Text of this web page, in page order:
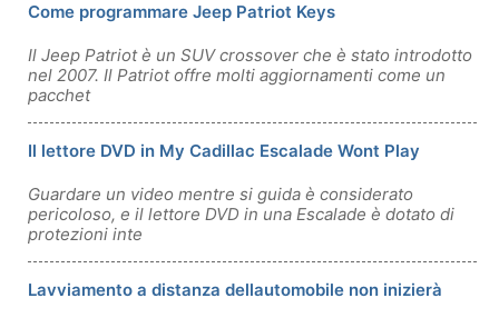
Come programmare Jeep Patriot Keys
Il Jeep Patriot è un SUV crossover che è stato introdotto
nel 2007. Il Patriot offre molti aggiornamenti come un
pacchet
Il lettore DVD in My Cadillac Escalade Wont Play
Guardare un video mentre si guida è considerato
pericoloso, e il lettore DVD in una Escalade è dotato di
protezioni inte
Lavviamento a distanza dellautomobile non inizierà